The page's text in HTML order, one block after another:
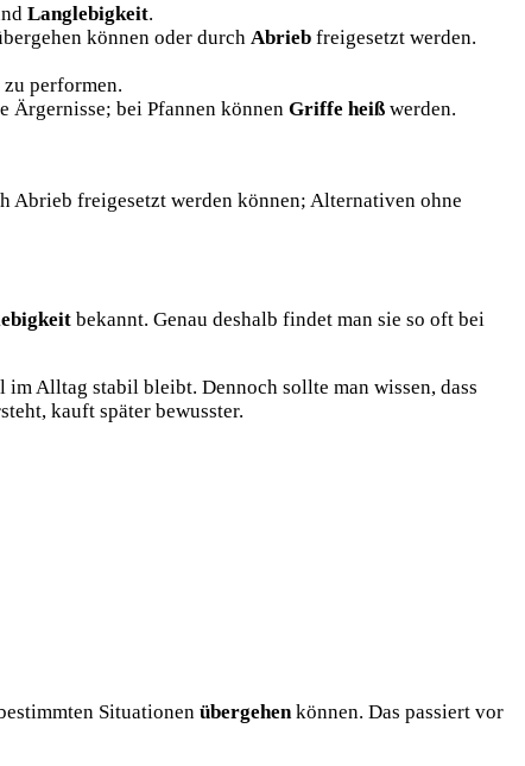
Langlebigkeit.
können oder durch Abrieb freigesetzt werden.
zu performen.
Ärgernisse; bei Pfannen können Griffe heiß werden.
freigesetzt werden können; Alternativen ohne
bekannt. Genau deshalb findet man sie so oft bei
Alltag stabil bleibt. Dennoch sollte man wissen, dass
kauft später bewusster.
Situationen übergehenkönnen. Das passiert vor